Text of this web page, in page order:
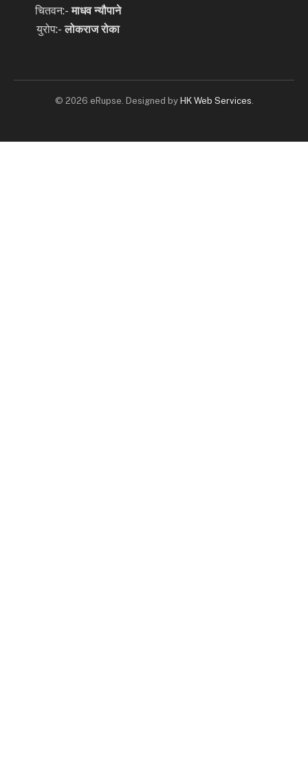
चितवन:-माधव न्यौपाने
युरोप:-लोकराज रोका
© 2026 eRupse. Designed by HK Web Services